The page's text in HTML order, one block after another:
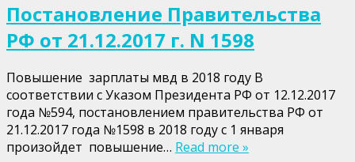
Постановление Правительства
РФ от 21.12.2017 г. N 1598
Повышение зарплаты мвд в 2018 году В
соответствии с Указом Президента РФ от 12.12.2017
года №594, постановлением правительства РФ от
21.12.2017 года №1598 в 2018 году с 1 января
произойдет повышение… Read more »